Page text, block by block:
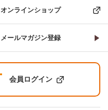
オンラインショップ
メールマガジン登録
会員ログイン